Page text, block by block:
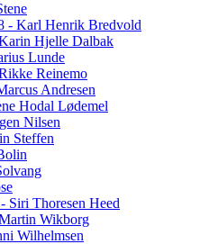
- Karl Henrik Bredvold
Hjelle Dalbak
Lunde
Reinemo
Andresen
Hodal Lødemel
Nilsen
Steffen
Siri Thoresen Heed
Wikborg
Wilhelmsen